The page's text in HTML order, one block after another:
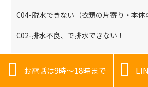
C04-脱水できない（衣類の片寄り・本体
C02-排水不良、で排水できない！
エアコントラブル
F02-乾燥ヒーターや乾燥ユニット、ま
 お電話は9時～18時まで 